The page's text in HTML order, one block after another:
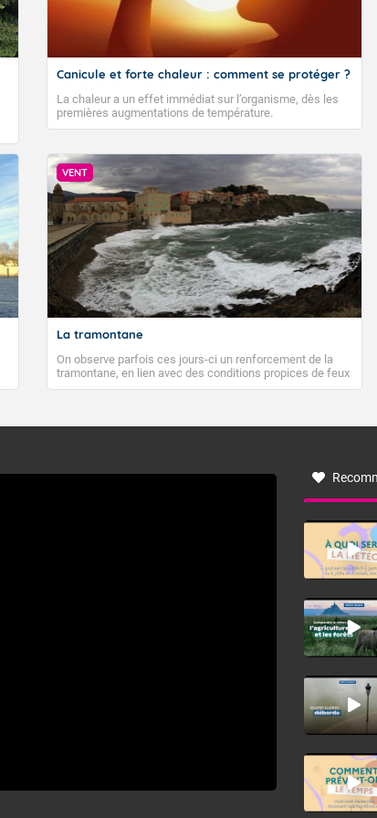
Canicule et forte chaleur : comment se protéger ?
La chaleur a un effet immédiat sur l’organisme, dès les
premières augmentations de température.
VENT
La tramontane
On observe parfois ces jours-ci un renforcement de la
tramontane, en lien avec des conditions propices de feux
de forêt. Mais qu'est-ce que la tramontane ? Quelles sont
à nord-ouest, dans un secteur qui part du Roussillon à la
monts, en allusion aux régions montagneuses d’où